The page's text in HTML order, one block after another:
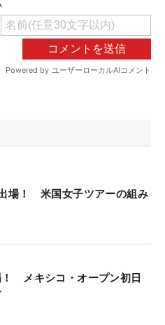
場！ 米国女子ツアーの組み
メキシコ・オープン初日